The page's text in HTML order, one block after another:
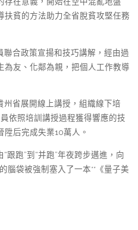
扶貧的方法助力全省脫貧攻堅任務
合政策宣揚和技巧講解，經由過
為友、化鄰為親，把個人工作教導
省展開線上講授，組織線下培
依照培訓講授過程獲得響應的技
后完成失業10萬人。
跟跑”到“并跑”年夜跨步邁進，向
腦袋被強制塞入了一本**《量子美